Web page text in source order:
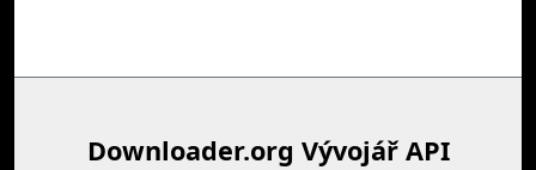
Downloader.org Vývojář API